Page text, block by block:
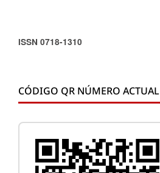
ISSN 0718-1310
CÓDIGO QR NÚMERO ACTUAL